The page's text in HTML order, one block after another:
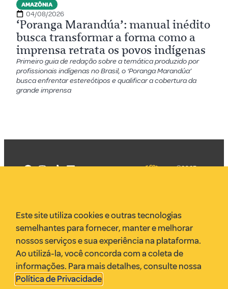
AMAZÔNIA
04/08/2026
‘Poranga Marandúa’: manual inédito
busca transformar a forma como a
imprensa retrata os povos indígenas
Primeiro guia de redação sobre a temática produzido por
profissionais indígenas no Brasil, o ‘Poranga Marandúa’
busca enfrentar estereótipos e qualificar a cobertura da
grande imprensa
VR Assessoria
Parcerias
Envie uma pauta
Anuncie
©2025
Este site utiliza cookies e outras tecnologias
semelhantes para fornecer, manter e melhorar
nossos serviços e sua experiência na plataforma.
Ao utilizá-la, você concorda com a coleta de
informações. Para mais detalhes, consulte nossa
Política de Privacidade.